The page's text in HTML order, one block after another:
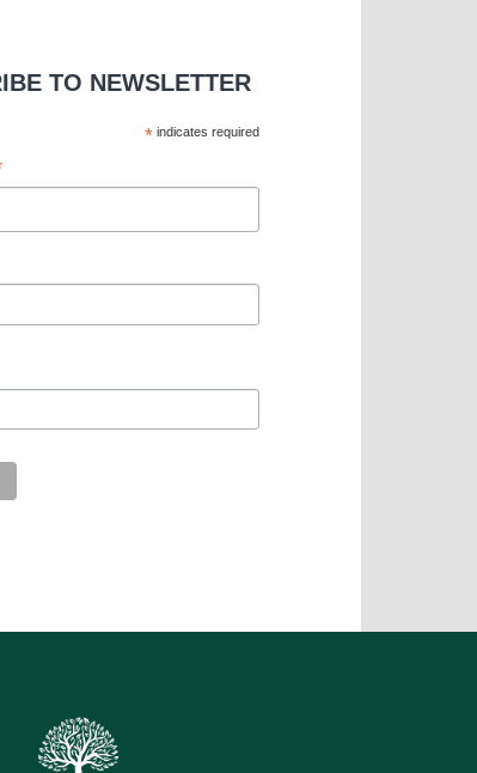
TO NEWSLETTER
* indicates required